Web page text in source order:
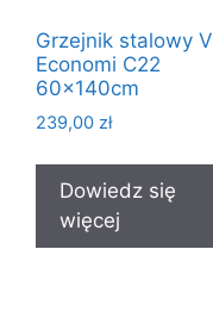
Grzejnik stalowy V
Economi C22
60x140cm
239,00 zł
Dowiedz się
więcej